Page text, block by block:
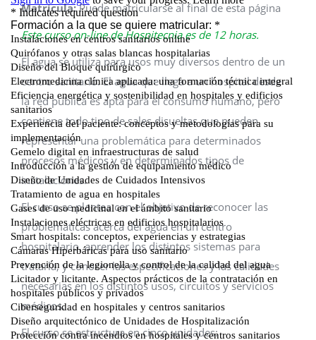
Matrícula:Puede matricularse al final de esta página
Este curso on-line de Hospitecnia es de 12 horas.
El agua se utiliza para usos muy diversos dentro de un
centro sanitario. El agua que llega a un hospital desde
la red pública es apta para el consumo humano, pero
contiene todo tipo de sales disueltas que pueden
representar una problemática para determinados
procesos médicos y en determinados tipos de
instalaciones.
El curso se plantea con el objetivo de reconocer las
problemáticas acerca del agua en un centro
hospitalario, aprender los distintos sistemas para
tratarla, y conocer las especificaciones y las calidades
necesarias en los distintos usos, circuitos y servicios
médicos.
El curso se estructura en cinco unidades: